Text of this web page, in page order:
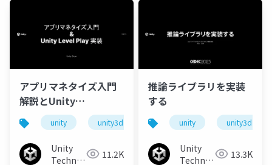
アプリマネタイズ入門
解説とUnity
LevelPlay実装チュー
トリアル
unity unity3d cedec2023
Unity
Technologies11.2K
推論ライブラリを実装
する
unity unity3d
Unity
Technologies13.3K